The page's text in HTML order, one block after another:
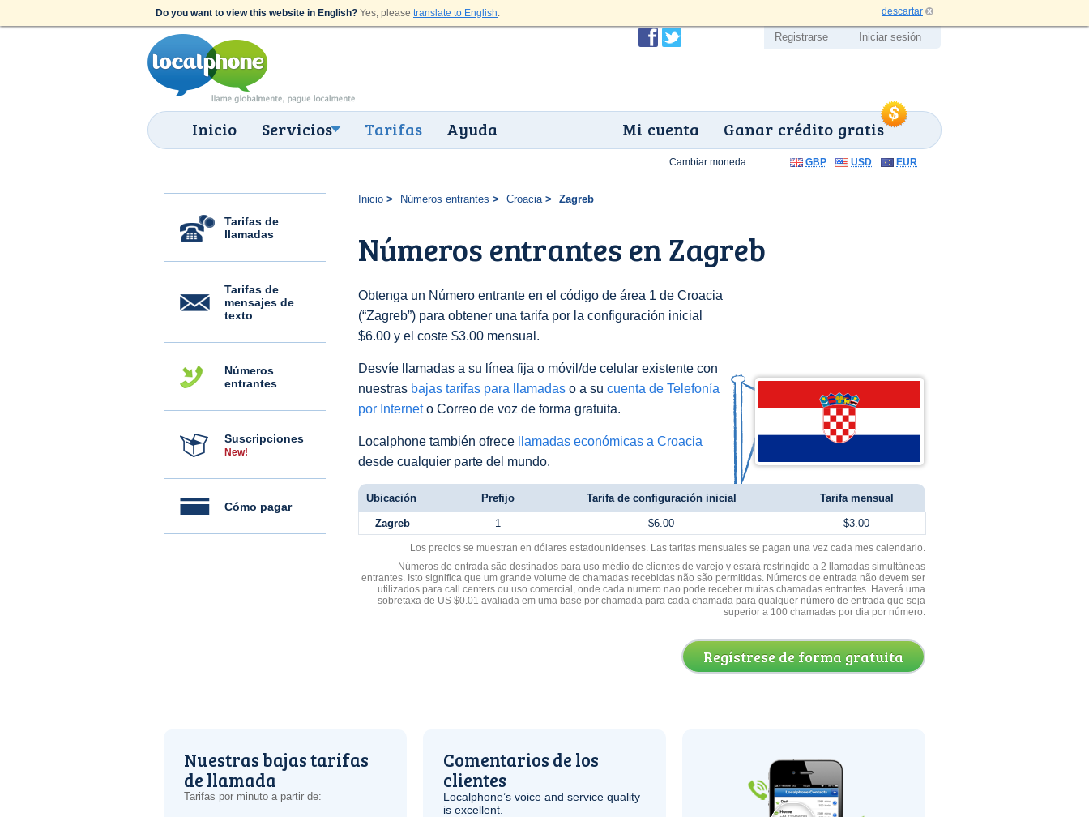
Do you want to view this website in English? Yes, please translate to English. descartar
Inicio Servicios Tarifas Ayuda Ganar crédito gratis
Mi cuenta
Registrarse Iniciar sesión
Tarifas de
llamadas
Tarifas de
mensajes de
texto
Números
entrantes
Suscripciones
New!
Cómo pagar
Inicio Números entrantes Croacia Zagreb
Números entrantes en Zagreb
Obtenga un Número entrante en el código de área 1 de Croacia
(“Zagreb”) para obtener una tarifa por la configuración inicial
$6.00 y el coste $3.00 mensual.
Desvíe llamadas a su línea fija o móvil/de celular existente con
nuestras bajas tarifas para llamadas o a su cuenta de Telefonía
por Interneto Correo de voz de forma gratuita.
Localphone también ofrece
llamadas económicas a Croacia
desde cualquier parte del mundo.
Cambiar moneda: GBP USD EUR
Ubicación Prefijo Tarifa de configuración inicial Tarifa mensual
Zagreb 1 $6.00 $3.00
Los precios se muestran en dólares estadounidenses. Las tarifas mensuales se pagan una vez cada mes calendario.
Números de entrada são destinados para uso médio de clientes de varejo y estará restringido a 2 llamadas simultáneas
entrantes. Isto significa que um grande volume de chamadas recebidas não são permitidas. Números de entrada não devem ser
utilizados para call centers ou uso comercial, onde cada numero nao pode receber muitas chamadas entrantes. Haverá uma
sobretaxa de US $0.01 avaliada em uma base por chamada para cada chamada para qualquer número de entrada que seja
superior a 100 chamadas por dia por número.
Regístrese de forma gratuita
Nuestras bajas tarifas
de llamada
Tarifas por minuto a partir de:
Comentarios de los
clientes
Localphone’s voice and service quality
is excellent.